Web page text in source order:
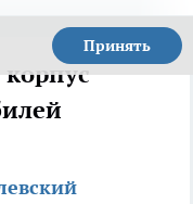
Принять